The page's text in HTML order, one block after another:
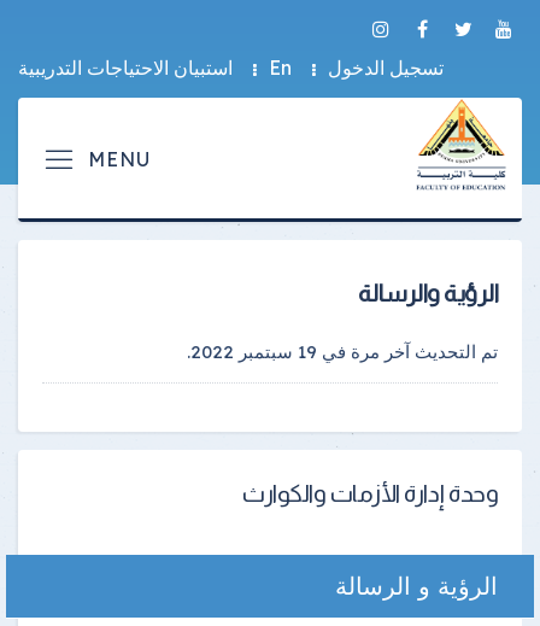
تسجيل الدخول En استبيان الاحتياجات التدريبية
الرؤية والرسالة
تم التحديث آخر مرة في 19 سبتمبر 2022 .
وحدة إدارة الأزمات والكوارث
الرؤية و الرسالة